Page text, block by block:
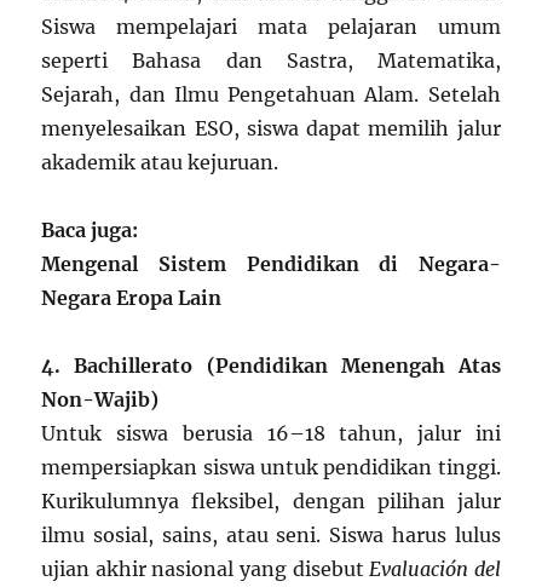
Siswa mempelajari mata pelajaran umum
seperti Bahasa dan Sastra, Matematika,
Sejarah, dan Ilmu Pengetahuan Alam. Setelah
menyelesaikan ESO, siswa dapat memilih jalur
akademik atau kejuruan.
Baca juga:
Mengenal Sistem Pendidikan di Negara-
Negara Eropa Lain
4. Bachillerato (Pendidikan Menengah Atas
Non-Wajib)
Untuk siswa berusia 16–18 tahun, jalur ini
mempersiapkan siswa untuk pendidikan tinggi.
Kurikulumnya fleksibel, dengan pilihan jalur
ilmu sosial, sains, atau seni. Siswa harus lulus
ujian akhir nasional yang disebutEvaluación del